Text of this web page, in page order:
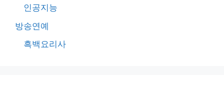
인공지능
방송연예
흑백요리사